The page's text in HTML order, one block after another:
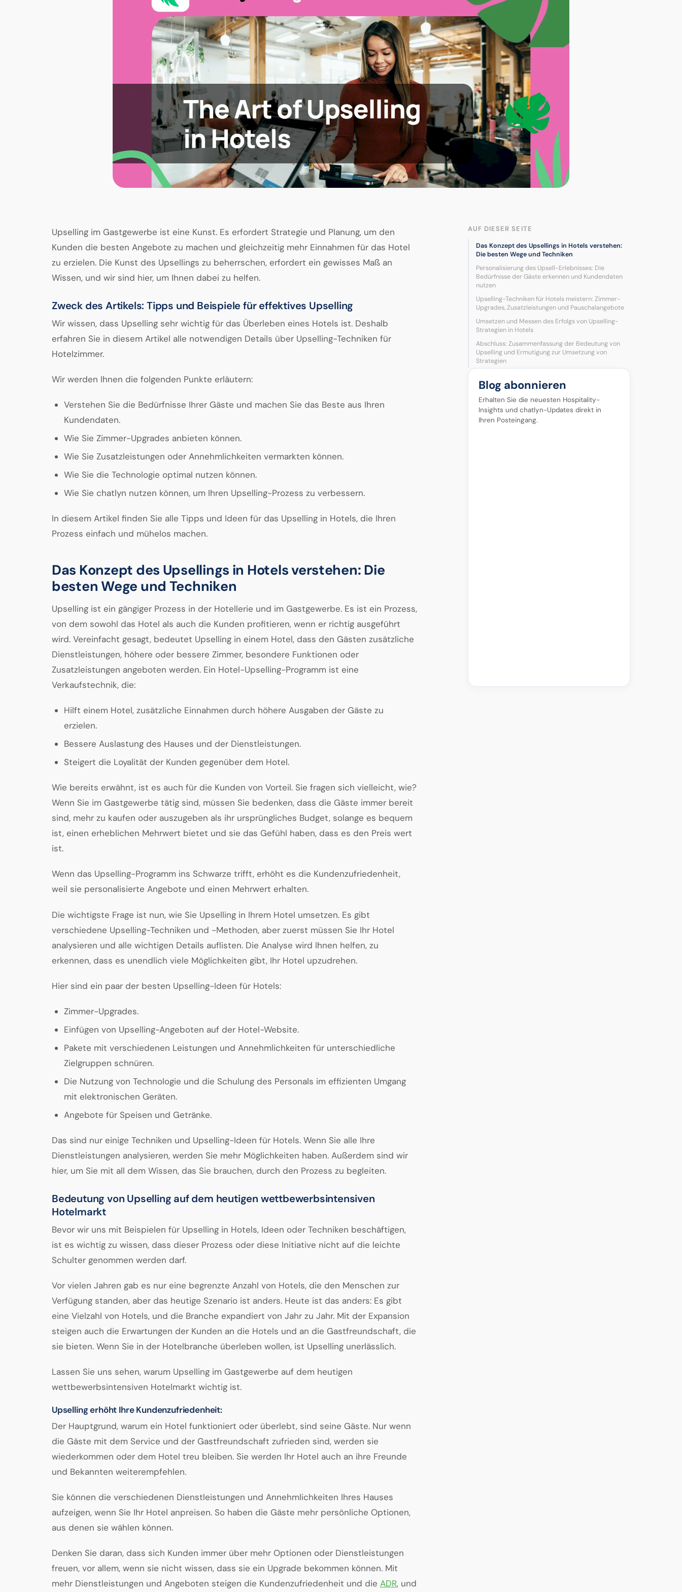
Upselling im Gastgewerbe ist eine Kunst. Es erfordert Strategie und Planung, um den
Kunden die besten Angebote zu machen und gleichzeitig mehr Einnahmen für das Hotel
zu erzielen. Die Kunst des Upsellings zu beherrschen, erfordert ein gewisses Maß an
Wissen, und wir sind hier, um Ihnen dabei zu helfen.
Zweck des Artikels: Tipps und Beispiele für effektives Upselling
Wir wissen, dass Upselling sehr wichtig für das Überleben eines Hotels ist. Deshalb
erfahren Sie in diesem Artikel alle notwendigen Details über Upselling-Techniken für
Hotelzimmer.
Wir werden Ihnen die folgenden Punkte erläutern:
Verstehen Sie die Bedürfnisse Ihrer Gäste und machen Sie das Beste aus Ihren
Kundendaten.
Wie Sie Zimmer-Upgrades anbieten können.
Wie Sie Zusatzleistungen oder Annehmlichkeiten vermarkten können.
Wie Sie die Technologie optimal nutzen können.
Wie Sie chatlyn nutzen können, um Ihren Upselling-Prozess zu verbessern.
In diesem Artikel finden Sie alle Tipps und Ideen für das Upselling in Hotels, die Ihren
Prozess einfach und mühelos machen.
Das Konzept des Upsellings in Hotels verstehen: Die
besten Wege und Techniken
Upselling ist ein gängiger Prozess in der Hotellerie und im Gastgewerbe. Es ist ein Prozess,
von dem sowohl das Hotel als auch die Kunden profitieren, wenn er richtig ausgeführt
wird. Vereinfacht gesagt, bedeutet Upselling in einem Hotel, dass den Gästen zusätzliche
Dienstleistungen, höhere oder bessere Zimmer, besondere Funktionen oder
Zusatzleistungen angeboten werden. Ein Hotel-Upselling-Programm ist eine
Verkaufstechnik, die:
Hilft einem Hotel, zusätzliche Einnahmen durch höhere Ausgaben der Gäste zu
erzielen.
Bessere Auslastung des Hauses und der Dienstleistungen.
Steigert die Loyalität der Kunden gegenüber dem Hotel.
Wie bereits erwähnt, ist es auch für die Kunden von Vorteil. Sie fragen sich vielleicht, wie?
Wenn Sie im Gastgewerbe tätig sind, müssen Sie bedenken, dass die Gäste immer bereit
sind, mehr zu kaufen oder auszugeben als ihr ursprüngliches Budget, solange es bequem
ist, einen erheblichen Mehrwert bietet und sie das Gefühl haben, dass es den Preis wert
ist.
Wenn das Upselling-Programm ins Schwarze trifft, erhöht es die Kundenzufriedenheit,
weil sie personalisierte Angebote und einen Mehrwert erhalten.
Die wichtigste Frage ist nun, wie Sie Upselling in Ihrem Hotel umsetzen. Es gibt
verschiedene Upselling-Techniken und -Methoden, aber zuerst müssen Sie Ihr Hotel
analysieren und alle wichtigen Details auflisten. Die Analyse wird Ihnen helfen, zu
erkennen, dass es unendlich viele Möglichkeiten gibt, Ihr Hotel upzudrehen.
Hier sind ein paar der besten Upselling-Ideen für Hotels:
Zimmer-Upgrades.
Einfügen von Upselling-Angeboten auf der Hotel-Website.
Pakete mit verschiedenen Leistungen und Annehmlichkeiten für unterschiedliche
Zielgruppen schnüren.
Die Nutzung von Technologie und die Schulung des Personals im effizienten Umgang
mit elektronischen Geräten.
Angebote für Speisen und Getränke.
Das sind nur einige Techniken und Upselling-Ideen für Hotels. Wenn Sie alle Ihre
Dienstleistungen analysieren, werden Sie mehr Möglichkeiten haben. Außerdem sind wir
hier, um Sie mit all dem Wissen, das Sie brauchen, durch den Prozess zu begleiten.
Bedeutung von Upselling auf dem heutigen wettbewerbsintensiven
Hotelmarkt
Bevor wir uns mit Beispielen für Upselling in Hotels, Ideen oder Techniken beschäftigen,
ist es wichtig zu wissen, dass dieser Prozess oder diese Initiative nicht auf die leichte
Schulter genommen werden darf.
Vor vielen Jahren gab es nur eine begrenzte Anzahl von Hotels, die den Menschen zur
Verfügung standen, aber das heutige Szenario ist anders. Heute ist das anders: Es gibt
eine Vielzahl von Hotels, und die Branche expandiert von Jahr zu Jahr. Mit der Expansion
steigen auch die Erwartungen der Kunden an die Hotels und an die Gastfreundschaft, die
sie bieten. Wenn Sie in der Hotelbranche überleben wollen, ist Upselling unerlässlich.
Lassen Sie uns sehen, warum Upselling im Gastgewerbe auf dem heutigen
wettbewerbsintensiven Hotelmarkt wichtig ist.
Upselling erhöht Ihre Kundenzufriedenheit:
Der Hauptgrund, warum ein Hotel funktioniert oder überlebt, sind seine Gäste. Nur wenn
die Gäste mit dem Service und der Gastfreundschaft zufrieden sind, werden sie
wiederkommen oder dem Hotel treu bleiben. Sie werden Ihr Hotel auch an ihre Freunde
und Bekannten weiterempfehlen.
Sie können die verschiedenen Dienstleistungen und Annehmlichkeiten Ihres Hauses
aufzeigen, wenn Sie Ihr Hotel anpreisen. So haben die Gäste mehr persönliche Optionen,
aus denen sie wählen können.
Denken Sie daran, dass sich Kunden immer über mehr Optionen oder Dienstleistungen
freuen, vor allem, wenn sie nicht wissen, dass sie ein Upgrade bekommen können. Mit
mehr Dienstleistungen und Angeboten steigen die Kundenzufriedenheit und die ADR, und
AUF DIESER SEITE
Das Konzept des Upsellings in Hotels verstehen:
Die besten Wege und Techniken
Personalisierung des Upsell-Erlebnisses: Die
Bedürfnisse der Gäste erkennen und Kundendaten
nutzen
Upselling-Techniken für Hotels meistern: Zimmer-
Upgrades, Zusatzleistungen und Pauschalangebote
Umsetzen und Messen des Erfolgs von Upselling-
Strategien in Hotels
Abschluss: Zusammenfassung der Bedeutung von
Upselling und Ermutigung zur Umsetzung von
Strategien
Blog abonnieren
Erhalten Sie die neuesten Hospitality-
Insights und chatlyn-Updates direkt in
Ihren Posteingang.